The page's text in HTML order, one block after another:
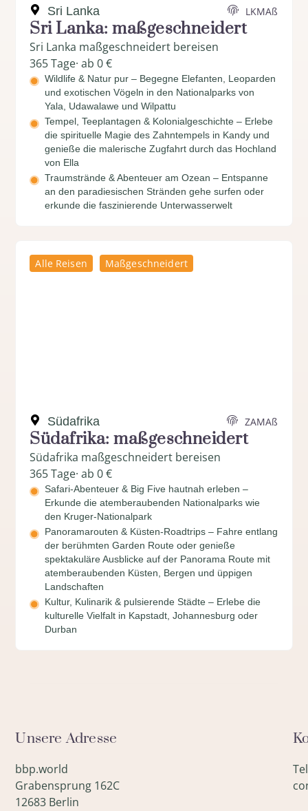
Sri Lanka LKMAß
Sri Lanka: maßgeschneidert
Sri Lanka maßgeschneidert bereisen
365 Tage· ab 0 €
Wildlife & Natur pur – Begegne Elefanten, Leoparden
und exotischen Vögeln in den Nationalparks von
Yala, Udawalawe und Wilpattu
Tempel, Teeplantagen & Kolonialgeschichte – Erlebe
die spirituelle Magie des Zahntempels in Kandy und
genieße die malerische Zugfahrt durch das Hochland
von Ella
Traumstrände & Abenteuer am Ozean – Entspanne
an den paradiesischen Stränden gehe surfen oder
erkunde die faszinierende Unterwasserwelt
Alle Reisen Maßgeschneidert
Südafrika ZAMAß
Südafrika: maßgeschneidert
Südafrika maßgeschneidert bereisen
365 Tage· ab 0 €
Safari-Abenteuer & Big Five hautnah erleben –
Erkunde die atemberaubenden Nationalparks wie
den Kruger-Nationalpark
Panoramarouten & Küsten-Roadtrips – Fahre entlang
der berühmten Garden Route oder genieße
spektakuläre Ausblicke auf der Panorama Route mit
atemberaubenden Küsten, Bergen und üppigen
Landschaften
Kultur, Kulinarik & pulsierende Städte – Erlebe die
kulturelle Vielfalt in Kapstadt, Johannesburg oder
Durban
Unsere Adresse
bbp.world
Grabensprung 162C
12683 Berlin